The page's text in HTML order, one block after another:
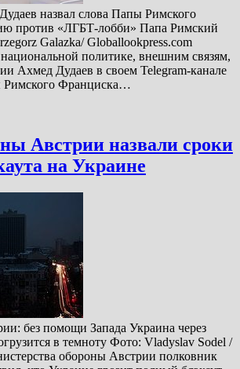
назвал слова Папы Римского
против «ЛГБТ-лобби» Папа Римский
Galazka/ Globallookpress.com
политике, внешним связям,
Ахмед Дудаев в своем Telegram-канале
Римского Франциска…
Австрии назвали сроки
на Украине
без помощи Запада Украина через
в темноту Фото: Vladyslav Sodel /
обороны Австрии полковник